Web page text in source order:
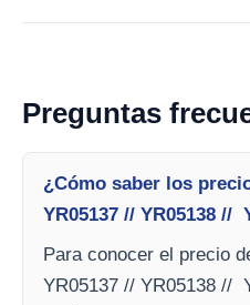
Preguntas
¿Cómo saber los
YR05137 // YR05138 //
Para conocer el precio
YR05137 // YR05138 //